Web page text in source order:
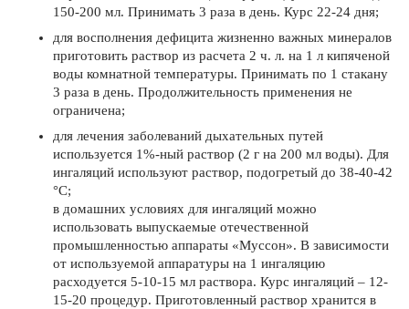
150-200 мл. Принимать 3 раза в день. Курс 22-24 дня;
для восполнения дефицита жизненно важных минералов
приготовить раствор из расчета 2 ч. л. на 1 л кипяченой
воды комнатной температуры. Принимать по 1 стакану
3 раза в день. Продолжительность применения не
ограничена;
для лечения заболеваний дыхательных путей
используется 1%-ный раствор (2 г на 200 мл воды). Для
ингаляций используют раствор, подогретый до 38-40-42
°С;
в домашних условиях для ингаляций можно
использовать выпускаемые отечественной
промышленностью аппараты «Муссон». В зависимости
от используемой аппаратуры на 1 ингаляцию
расходуется 5-10-15 мл раствора. Курс ингаляций – 12-
15-20 процедур. Приготовленный раствор хранится в